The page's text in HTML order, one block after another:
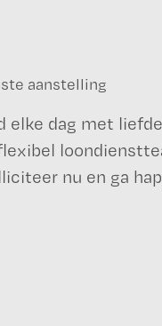
aanstelling
elke dag met
nu en ga